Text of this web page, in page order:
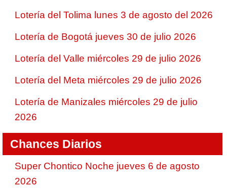
Lotería del Tolima lunes 3 de agosto del 2026
Lotería de Bogotá jueves 30 de julio 2026
Lotería del Valle miércoles 29 de julio 2026
Lotería del Meta miércoles 29 de julio 2026
Lotería de Manizales miércoles 29 de julio
2026
Chances Diarios
Super Chontico Noche jueves 6 de agosto
2026